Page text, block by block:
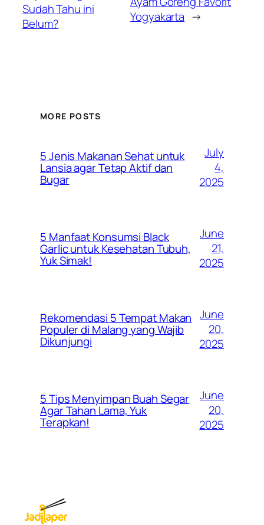
Sudah Tahu ini
Belum?
Yogyakarta →
MORE POSTS
5 Jenis Makanan Sehat untuk
Lansia agar Tetap Aktif dan
Bugar
July
4,
2025
5 Manfaat Konsumsi Black
Garlic untuk Kesehatan Tubuh,
Yuk Simak!
June
21,
2025
Rekomendasi 5 Tempat Makan
Populer di Malang yang Wajib
Dikunjungi
June
20,
2025
5 Tips Menyimpan Buah Segar
Agar Tahan Lama, Yuk
Terapkan!
June
20,
2025